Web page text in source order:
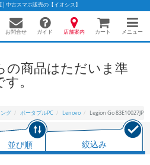
中古スマホ販売の【イオシス】
お問合せ ガイド 店舗案内 カート メニュー
の商品はただいま準
。
グ ポータブルPC Lenovo Legion Go 83E10027JP
並び順 絞込み